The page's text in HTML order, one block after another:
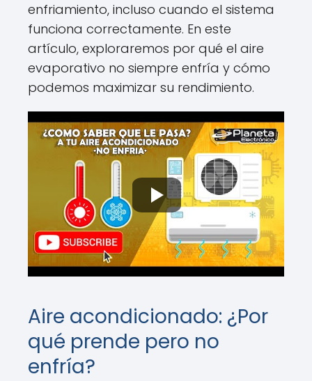
enfriamiento, incluso cuando el sistema
funciona correctamente. En este
artículo, exploraremos por qué el aire
evaporativo no siempre enfría y cómo
podemos maximizar su rendimiento.
Aire acondicionado: ¿Por
qué prende pero no
enfría?